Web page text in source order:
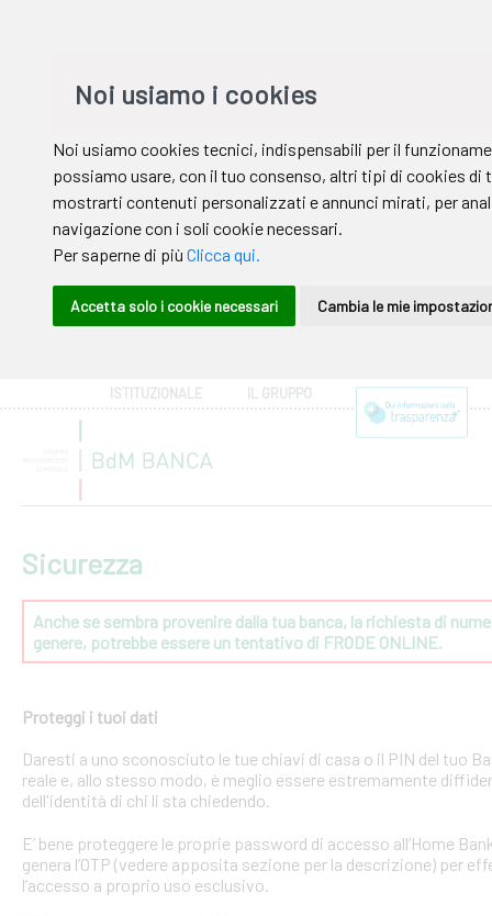
ISTITUZIONALE IL GRUPPO
Sicurezza
Anche se sembra provenire dalla tua banca, la richiesta di
genere, potrebbe essere un tentativo di FRODE ONLINE.
Proteggi i tuoi dati
Daresti a uno sconosciuto le tue chiavi di casa o il PIN del tuo
reale e, allo stesso modo, è meglio essere estremamente
dell'identità di chi li sta chiedendo.
E’ bene proteggere le proprie password di accesso all’Home
genera l’OTP (vedere apposita sezione per la descrizione) per
l’accesso a proprio uso esclusivo.